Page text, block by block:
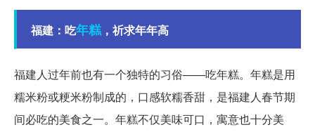
福建：吃年糕 ，祈求年年高
福建人过年前也有一个独特的习俗——吃年糕。年糕是用
糯米粉或粳米粉制成的，口感软糯香甜，是福建人春节期
间必吃的美食之一。年糕不仅美味可口，寓意也十分美